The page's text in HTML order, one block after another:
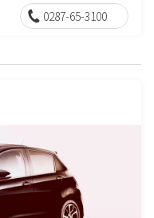
0287-65-3100